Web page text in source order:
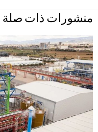
منشورات ذات صلة